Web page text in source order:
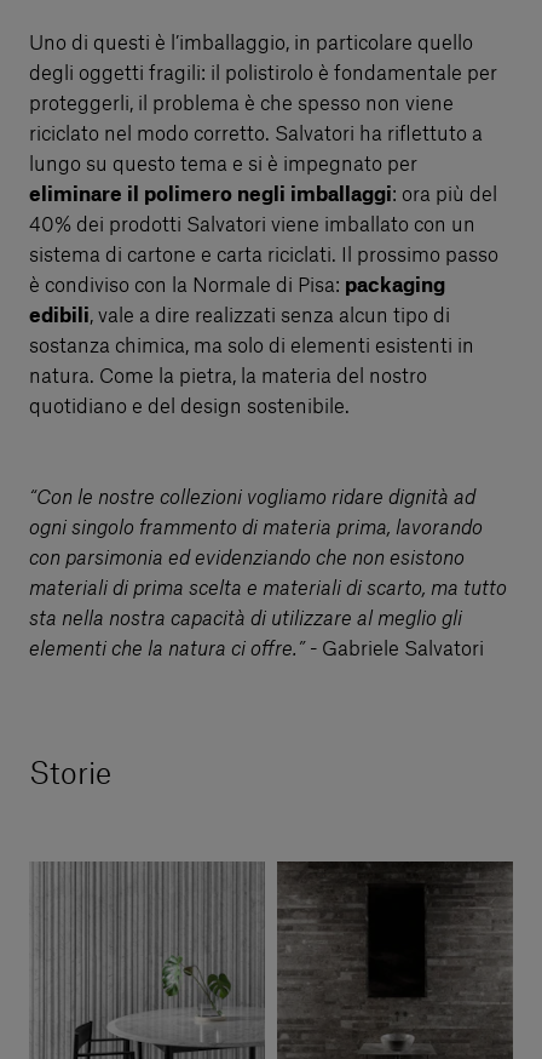
Uno di questi è l’imballaggio, in particolare quello
degli oggetti fragili: il polistirolo è fondamentale per
proteggerli, il problema è che spesso non viene
riciclato nel modo corretto. Salvatori ha riflettuto a
lungo su questo tema e si è impegnato per
eliminare il polimero negli imballaggi: ora più del
40% dei prodotti Salvatori viene imballato con un
sistema di cartone e carta riciclati. Il prossimo passo
è condiviso con la Normale di Pisa: packaging
edibili, vale a dire realizzati senza alcun tipo di
sostanza chimica, ma solo di elementi esistenti in
natura. Come la pietra, la materia del nostro
quotidiano e del design sostenibile.
“Con le nostre collezioni vogliamo ridare dignità ad
ogni singolo frammento di materia prima, lavorando
con parsimonia ed evidenziando che non esistono
materiali di prima scelta e materiali di scarto, ma tutto
sta nella nostra capacità di utilizzare al meglio gli
elementi che la natura ci offre.” - Gabriele Salvatori
Storie